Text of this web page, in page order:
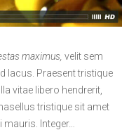
maximus, velit sem
lacus. Praesent tristique
vitae libero hendrerit,
tristique sit amet
Integer…